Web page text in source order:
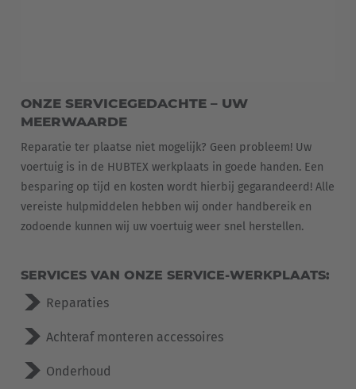
EUROPE
Belgium
Nederlands
Français
Česká republika
Cesko
ONZE SERVICEGEDACHTE – UW
MEERWAARDE
Reparatie ter plaatse niet mogelijk? Geen probleem! Uw
voertuig is in de HUBTEX werkplaats in goede handen. Een
besparing op tijd en kosten wordt hierbij gegarandeerd! Alle
vereiste hulpmiddelen hebben wij onder handbereik en
zodoende kunnen wij uw voertuig weer snel herstellen.
SERVICES VAN ONZE SERVICE-WERKPLAATS:
Reparaties
Achteraf monteren accessoires
Onderhoud